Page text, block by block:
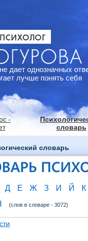
дает однозначных
лучше понять себя
-
словарь
словарь
Д Е Ж З И Й К
(слов в словаре - 3072)